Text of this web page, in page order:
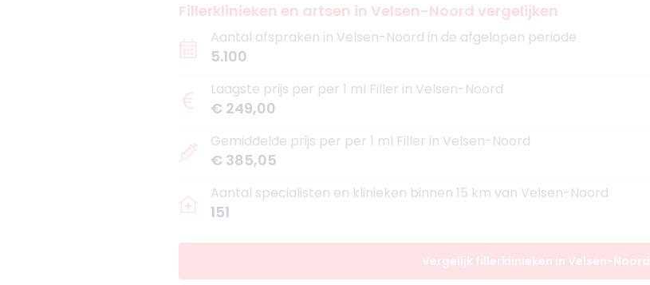
Fillerklinieken en artsen in Velsen-Noord vergelijken
Aantal afspraken in Velsen-Noord in de afgelopen periode
5.100
Laagste prijs per per 1 ml Filler in Velsen-Noord
€ 249,00
Gemiddelde prijs per per 1 ml Filler in Velsen-Noord
€ 385,05
Aantal specialisten en klinieken binnen 15 km van Velsen-Noord
151
Vergelijk fillerklinieken in Velsen-Noord